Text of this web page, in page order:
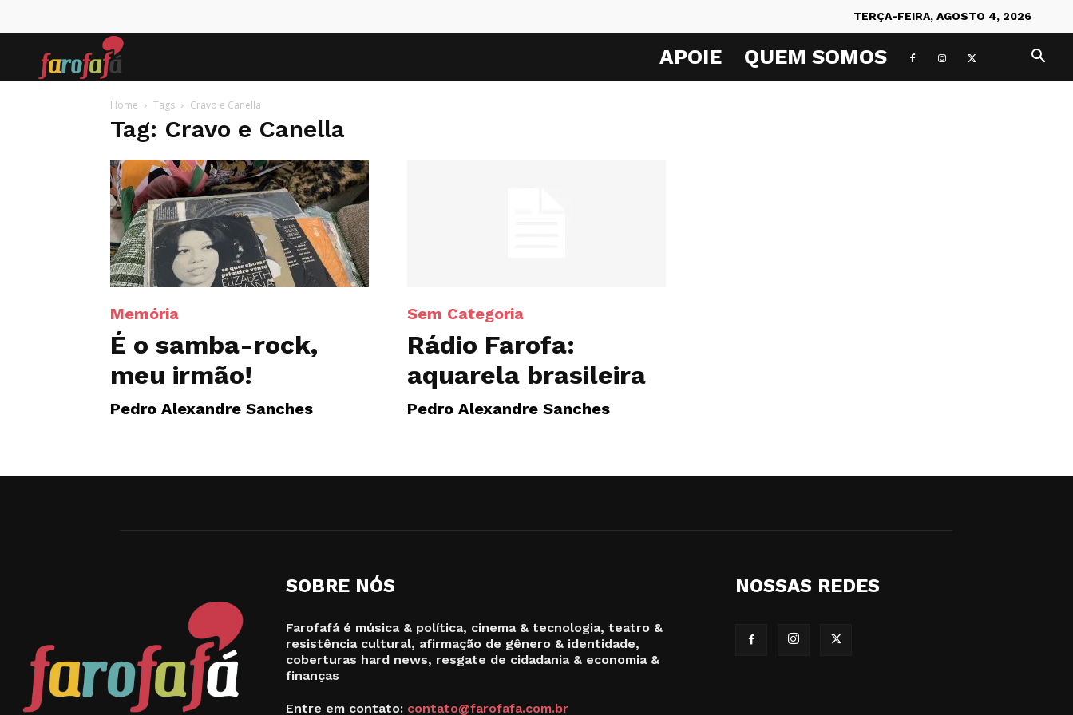
TERÇA-FEIRA, AGOSTO 4, 2026
APOIE QUEM SOMOS
Home Tags Cravo e Canella
Tag: Cravo e Canella
Memória
É o samba-rock,
meu irmão!
Pedro Alexandre Sanches
Sem Categoria
Rádio Farofa:
aquarela brasileira
Pedro Alexandre Sanches
SOBRE NÓS
Farofafá é música & política, cinema & tecnologia, teatro &
resistência cultural, afirmação de gênero & identidade,
coberturas hard news, resgate de cidadania & economia &
finanças
Entre em contato: contato@farofafa.com.br
NOSSAS REDES